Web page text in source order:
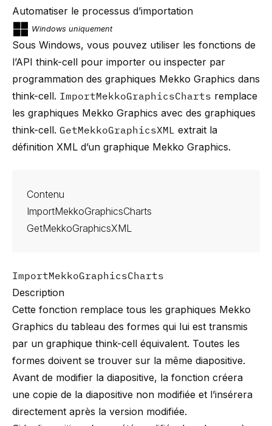
Automatiser le processus d’importation
Windows uniquement
Sous Windows, vous pouvez utiliser les fonctions de
l’API think-cell pour importer ou inspecter par
programmation des graphiques Mekko Graphics dans
think-cell. ImportMekkoGraphicsCharts remplace
les graphiques Mekko Graphics avec des graphiques
think-cell. GetMekkoGraphicsXML extrait la
définition XML d’un graphique Mekko Graphics.
Contenu
ImportMekkoGraphicsCharts
GetMekkoGraphicsXML
ImportMekkoGraphicsCharts
Description
Cette fonction remplace tous les graphiques Mekko
Graphics du tableau des formes qui lui est transmis
par un graphique think-cell équivalent. Toutes les
formes doivent se trouver sur la même diapositive.
Avant de modifier la diapositive, la fonction créera
une copie de la diapositive non modifiée et l’insérera
directement après la version modifiée.